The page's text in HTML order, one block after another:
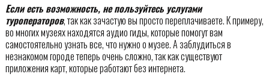
Если есть возможность, не пользуйтесь услугами
туроператоров, так как зачастую вы просто переплачиваете. К примеру,
во многих музеях находятся аудио гиды, которые помогут вам
самостоятельно узнать все, что нужно о музее. А заблудиться в
незнакомом городе теперь очень сложно, так как существуют
приложения карт, которые работают без интернета.